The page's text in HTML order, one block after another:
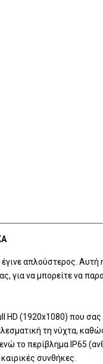
απλούστερος.
για να μπορείτε να
HD (1920x1080) που
τη νύχτα,
το περίβλημα IP65
συνθήκες.